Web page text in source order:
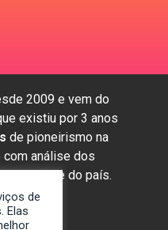
2009 e vem do
existiu por 3 anos
de pioneirismo na
análise dos
região e do país.
de
Elas